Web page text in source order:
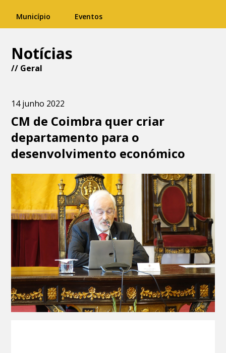
Município Eventos
Notícias
// Geral
14 junho 2022
CM de Coimbra quer criar
departamento para o
desenvolvimento económico